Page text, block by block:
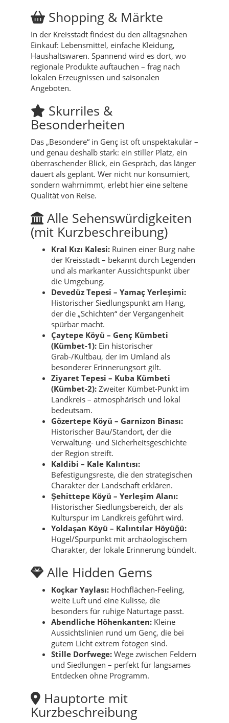
Shopping & Märkte
In der Kreisstadt findest du den alltagsnahen
Einkauf: Lebensmittel, einfache Kleidung,
Haushaltswaren. Spannend wird es dort, wo
regionale Produkte auftauchen – frag nach
lokalen Erzeugnissen und saisonalen
Angeboten.
Skurriles &
Besonderheiten
Das „Besondere“ in Genç ist oft unspektakulär –
und genau deshalb stark: ein stiller Platz, ein
überraschender Blick, ein Gespräch, das länger
dauert als geplant. Wer nicht nur konsumiert,
sondern wahrnimmt, erlebt hier eine seltene
Qualität von Reise.
Alle Sehenswürdigkeiten
(mit Kurzbeschreibung)
Kral Kızı Kalesi: Ruinen einer Burg nahe
der Kreisstadt – bekannt durch Legenden
und als markanter Aussichtspunkt über
die Umgebung.
Devedüz Tepesi – Yamaç Yerleşimi:
Historischer Siedlungspunkt am Hang,
der die „Schichten“ der Vergangenheit
spürbar macht.
Çaytepe Köyü – Genç Kümbeti
(Kümbet-1): Ein historischer
Grab-/Kultbau, der im Umland als
besonderer Erinnerungsort gilt.
Ziyaret Tepesi – Kuba Kümbeti
(Kümbet-2): Zweiter Kümbet-Punkt im
Landkreis – atmosphärisch und lokal
bedeutsam.
Gözertepe Köyü – Garnizon Binası:
Historischer Bau/Standort, der die
Verwaltung- und Sicherheitsgeschichte
der Region streift.
Kaldibi – Kale Kalıntısı:
Befestigungsreste, die den strategischen
Charakter der Landschaft erklären.
Şehittepe Köyü – Yerleşim Alanı:
Historischer Siedlungsbereich, der als
Kulturspur im Landkreis geführt wird.
Yoldaşan Köyü – Kalıntılar Höyüğü:
Hügel/Spurpunkt mit archäologischem
Charakter, der lokale Erinnerung bündelt.
Alle Hidden Gems
Koçkar Yaylası: Hochflächen-Feeling,
weite Luft und eine Kulisse, die
besonders für ruhige Naturtage passt.
Abendliche Höhenkanten: Kleine
Aussichtslinien rund um Genç, die bei
gutem Licht extrem fotogen sind.
Stille Dorfwege: Wege zwischen Feldern
und Siedlungen – perfekt für langsames
Entdecken ohne Programm.
Hauptorte mit
Kurzbeschreibung